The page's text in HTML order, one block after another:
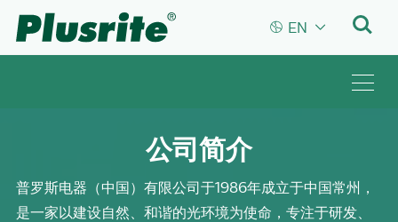
 EN 
公司简介
普罗斯电器（中国）有限公司于1986年成立于中国常州，
是一家以建设自然、和谐的光环境为使命，专注于研发、